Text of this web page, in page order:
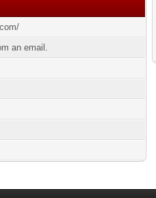
an email.